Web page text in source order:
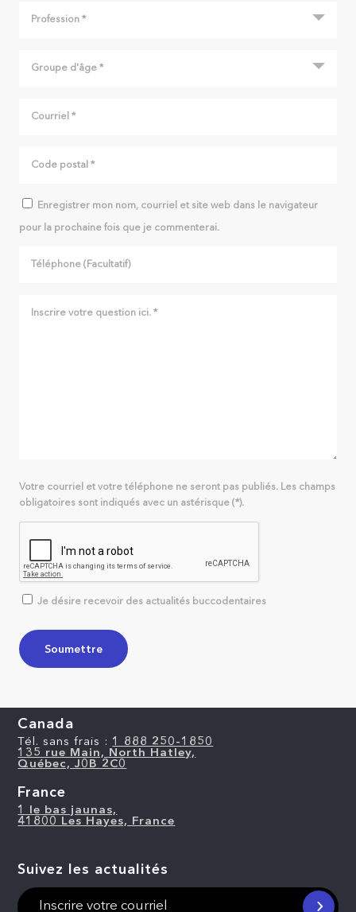
Enregistrer mon nom, courriel et site web dans le navigateur
pour la prochaine fois que je commenterai.
Votre courriel et votre téléphone ne seront pas publiés. Les champs
obligatoires sont indiqués avec un astérisque (*).
Je désire recevoir des actualités buccodentaires
Canada
Tél. sans frais : 1 888 250-1850
135 rue Main, North Hatley,
Québec, J0B 2C0
France
1 le bas jaunas,
41800 Les Hayes, France
Suivez les actualités